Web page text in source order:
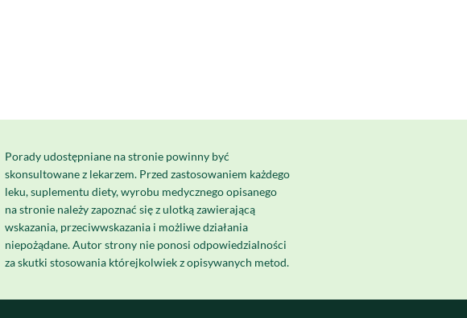
Porady udostępniane na stronie powinny być
skonsultowane z lekarzem. Przed zastosowaniem każdego
leku, suplementu diety, wyrobu medycznego opisanego
na stronie należy zapoznać się z ulotką zawierającą
wskazania, przeciwwskazania i możliwe działania
niepożądane. Autor strony nie ponosi odpowiedzialności
za skutki stosowania którejkolwiek z opisywanych metod.